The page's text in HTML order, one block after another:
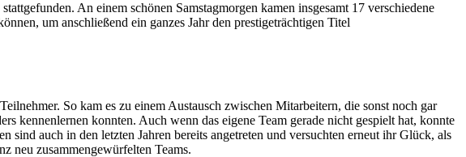
An einem schönen Samstagmorgen kamen insgesamt 17 verschiedene
um anschließend ein ganzes Jahr den prestigeträchtigen Titel
So kam es zu einem Austausch zwischen Mitarbeitern, die sonst noch gar
kennenlernen konnten. Auch wenn das eigene Team gerade nicht gespielt hat, konnte
sind auch in den letzten Jahren bereits angetreten und versuchten erneut ihr Glück, als
neu zusammengewürfelten Teams.